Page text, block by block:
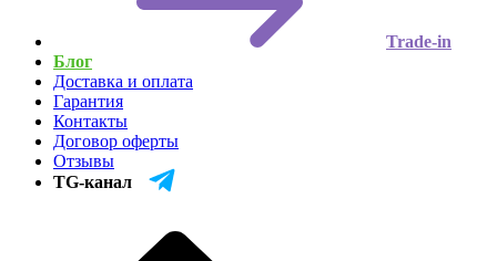
Trade-in
Блог
Доставка и оплата
Гарантия
Контакты
Договор оферты
Отзывы
TG-канал